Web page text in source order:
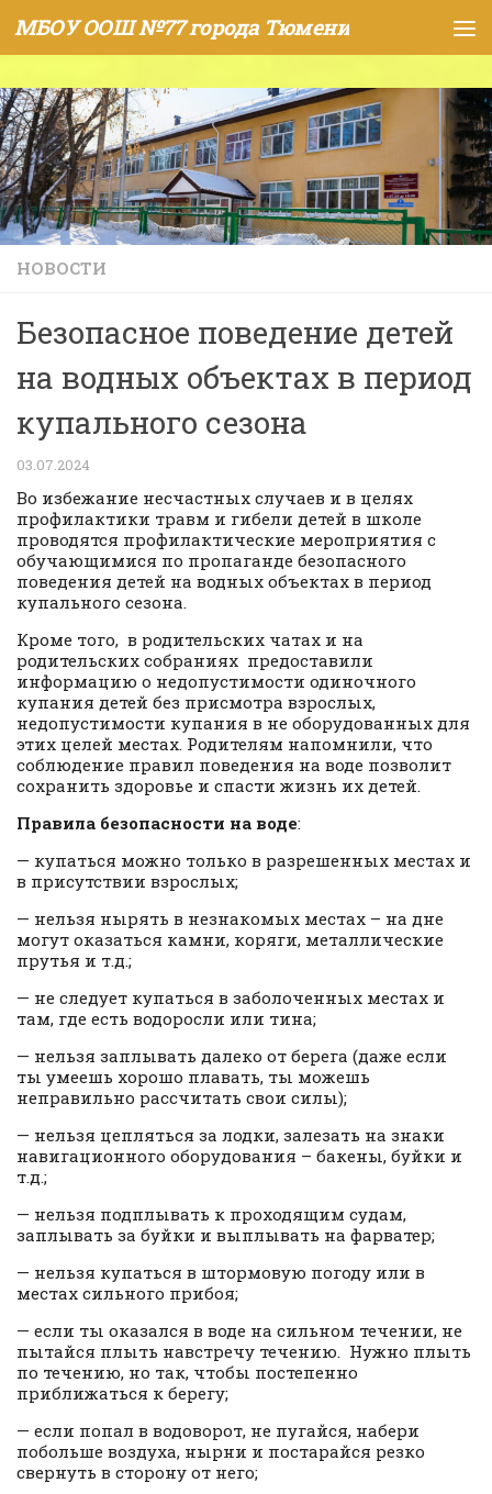
Skip to content
МБОУ ООШ №77 города Тюмени
НОВОСТИ
Безопасное поведение детей
на водных объектах в период
купального сезона
03.07.2024
Во избежание несчастных случаев и в целях
профилактики травм и гибели детей в школе
проводятся профилактические мероприятия с
обучающимися по пропаганде безопасного
поведения детей на водных объектах в период
купального сезона.
Кроме того, в родительских чатах и на
родительских собраниях предоставили
информацию о недопустимости одиночного
купания детей без присмотра взрослых,
недопустимости купания в не оборудованных для
этих целей местах. Родителям напомнили, что
соблюдение правил поведения на воде позволит
сохранить здоровье и спасти жизнь их детей.
Правила безопасности на воде:
— купаться можно только в разрешенных местах и
в присутствии взрослых;
— нельзя нырять в незнакомых местах – на дне
могут оказаться камни, коряги, металлические
прутья и т.д.;
— не следует купаться в заболоченных местах и
там, где есть водоросли или тина;
— нельзя заплывать далеко от берега (даже если
ты умеешь хорошо плавать, ты можешь
неправильно рассчитать свои силы);
— нельзя цепляться за лодки, залезать на знаки
навигационного оборудования – бакены, буйки и
т.д.;
— нельзя подплывать к проходящим судам,
заплывать за буйки и выплывать на фарватер;
— нельзя купаться в штормовую погоду или в
местах сильного прибоя;
— если ты оказался в воде на сильном течении, не
пытайся плыть навстречу течению. Нужно плыть
по течению, но так, чтобы постепенно
приближаться к берегу;
— если попал в водоворот, не пугайся, набери
побольше воздуха, нырни и постарайся резко
свернуть в сторону от него;